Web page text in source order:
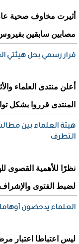
أثيرت مخاوف صحية
مصابين سابقين
قرار رسمي بحل هيئتي
أعلن منتدى العلماء
المنتدى قرروا بشكل
هيئة العلماء بين
التطرف
نظرًا للأهمية القصوى
لضبط الفتوى والإشراف
العلماء يدحضون
ليس اعتباطا اعتبار